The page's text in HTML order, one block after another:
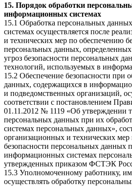
15. Порядок обработки
информационных системах
15.1 Обработка персональных
системах осуществляется после
и технических мер по обеспечению
персональных данных,
угроз безопасности персональных
технологий, используемых в
15.2 Обеспечение безопасности при
данных, содержащихся в
и подведомственных организаций,
соответствии с постановлением
01.11.2012 № 1119 «Об утверждении
персональных данных при их
системах персональных данных»,
организационных и технических
безопасности персональных данных
информационных системах
утвержденных приказом ФСТЭК
15.3 Уполномоченному работнику,
осуществлять обработку